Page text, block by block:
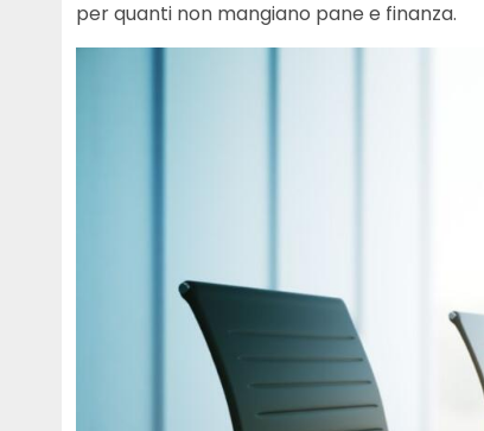
per quanti non mangiano pane e finanza.